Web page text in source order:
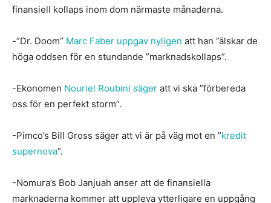
finansiell kollaps inom dom närmaste månaderna.
-”Dr. Doom” Marc Faber uppgav nyligen att han ”älskar de
höga oddsen för en stundande ”marknadskollaps”.
-Ekonomen Nouriel Roubini säger att vi ska ”förbereda
oss för en perfekt storm”.
-Pimco’s Bill Gross säger att vi är på väg mot en ”kredit
supernova”.
-Nomura’s Bob Janjuah anser att de finansiella
marknaderna kommer att uppleva ytterligare en uppgång